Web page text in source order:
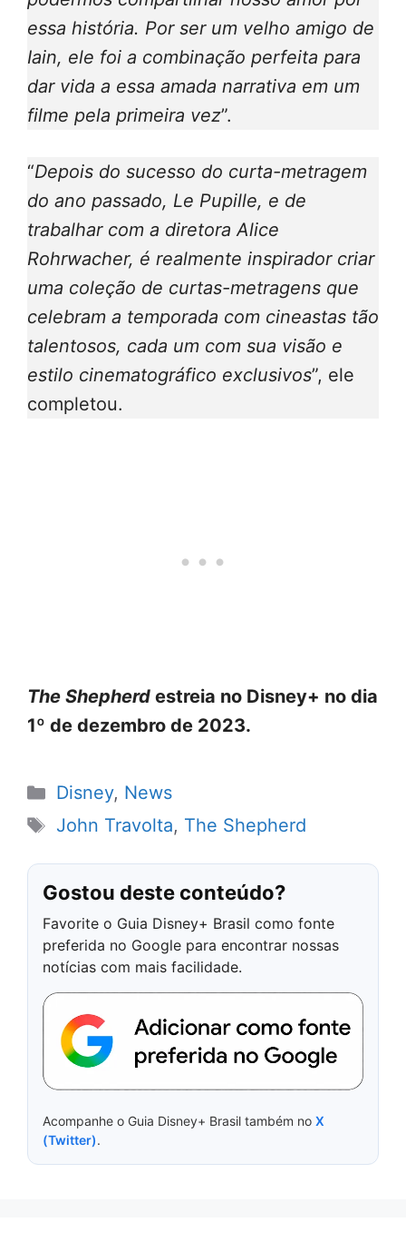
essa história. Por ser um velho amigo de
Iain, ele foi a combinação perfeita para
dar vida a essa amada narrativa em um
filme pela primeira vez”.
“Depois do sucesso do curta-metragem
do ano passado, Le Pupille, e de
trabalhar com a diretora Alice
Rohrwacher, é realmente inspirador criar
uma coleção de curtas-metragens que
celebram a temporada com cineastas tão
talentosos, cada um com sua visão e
estilo cinematográfico exclusivos”, ele
completou.
The Shepherd estreia no Disney+ no dia
1º de dezembro de 2023.
Categorias
Disney, News
Tags
John Travolta, The Shepherd
Gostou deste conteúdo?
Favorite o Guia Disney+ Brasil como fonte
preferida no Google para encontrar nossas
notícias com mais facilidade.
Acompanhe o Guia Disney+ Brasil também no X
(Twitter).